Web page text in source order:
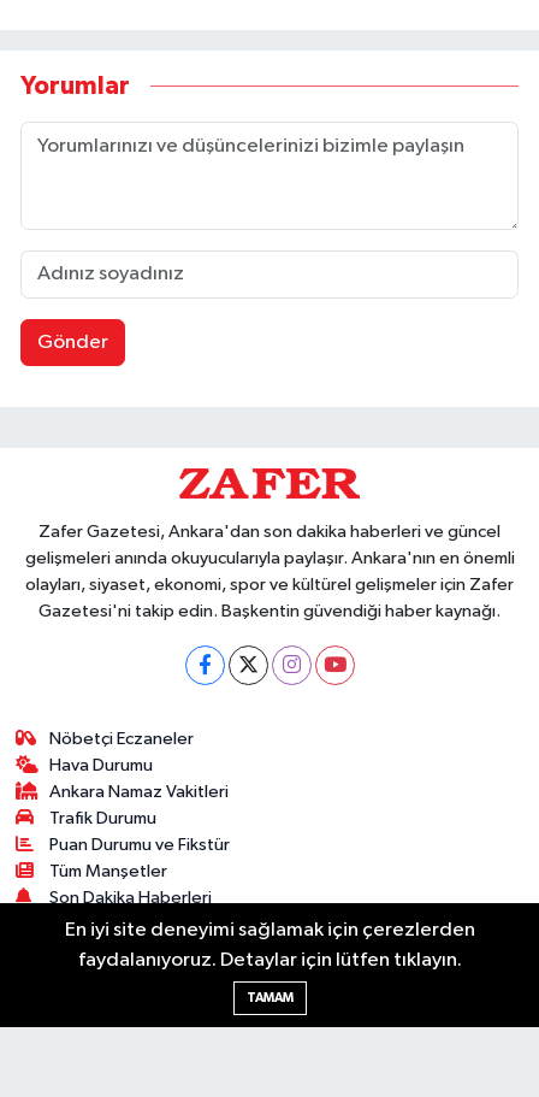
Yorumlar
Gönder
Zafer Gazetesi, Ankara'dan son dakika haberleri ve güncel
gelişmeleri anında okuyucularıyla paylaşır. Ankara'nın en önemli
olayları, siyaset, ekonomi, spor ve kültürel gelişmeler için Zafer
Gazetesi'ni takip edin. Başkentin güvendiği haber kaynağı.
Nöbetçi Eczaneler
Hava Durumu
Ankara Namaz Vakitleri
Trafik Durumu
Puan Durumu ve Fikstür
Tüm Manşetler
Son Dakika Haberleri
Haber Arşivi
Künye
Bilim & Teknoloji
En iyi site deneyimi sağlamak için çerezlerden
faydalanıyoruz. Detaylar için lütfen tıklayın.
TAMAM